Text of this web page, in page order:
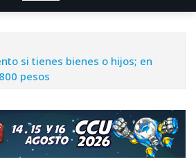
si tienes bienes o hijos; en
pesos